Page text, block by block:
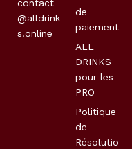
contact
@alldrink
s.online
de
paiement
ALL
DRINKS
pour les
PRO
Politique
de
Résolutio